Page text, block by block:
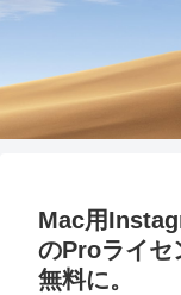
Mac用
のProライセ
無料に。